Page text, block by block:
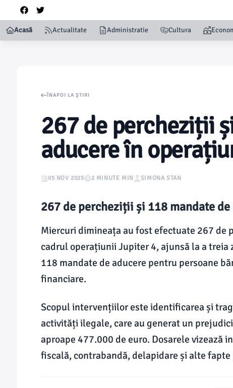
Acasă Actualitate Administratie Cultura
ÎNAPOI LA ȘTIRI
267 de percheziții
aducere în
05 NOV 2025 2 MINUTE MIN SIMONA STAN
267 de percheziții și 118 mandate
Miercuri dimineața au fost efectuate 267
cadrul operațiunii Jupiter 4, ajunsă la a treia
118 mandate de aducere pentru persoane
financiare.
Scopul intervențiilor este identificarea și
activități ilegale, care au generat un
aproape 477.000 de euro. Dosarele vizează
fiscală, contrabandă, delapidare și alte fapte